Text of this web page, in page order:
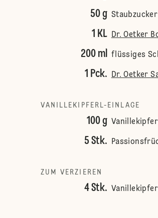
50 g Staubzucker
1 KL Dr. Oetker
200 ml flüssiges
1 Pck. Dr. Oetker
VANILLEKIPFERL-EINLAGE
100 g
5 Stk.
ZUM VERZIEREN
4 Stk.